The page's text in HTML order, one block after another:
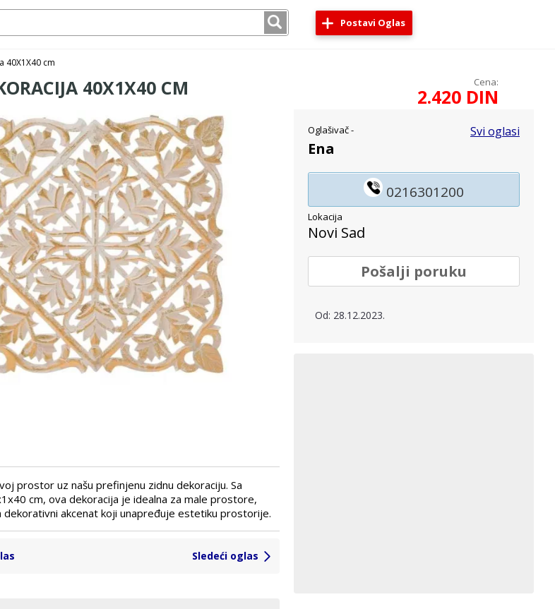
Postavi Oglas
40X1X40 cm
40X1X40 CM
prostor uz našu prefinjenu zidnu dekoraciju. Sa
cm, ova dekoracija je idealna za male prostore,
dekorativni akcenat koji unapređuje estetiku prostorije.
Sledeći oglas
Cena:
2.420 DIN
Svi oglasi
Oglašivač -
Ena
0216301200
Lokacija
Novi Sad
Pošalji poruku
Od: 28.12.2023.